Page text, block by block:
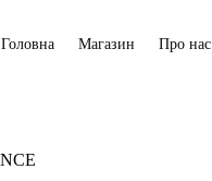
Головна Магазин Про нас